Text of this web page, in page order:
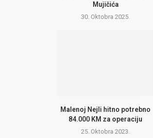
Mujičića
30. Oktobra 2025.
Malenoj Nejli hitno potrebno
84.000 KM za operaciju
25. Oktobra 2023.